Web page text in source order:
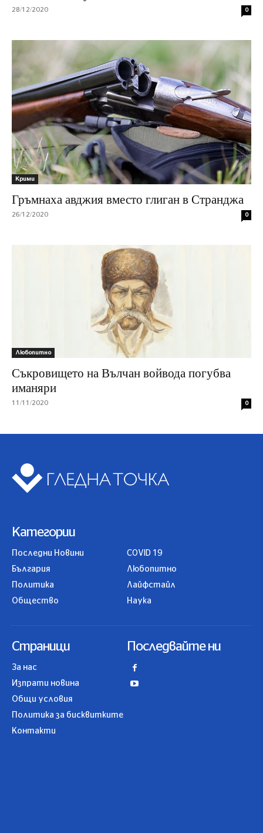
28/12/2020 0
Крими
Гръмнаха авджия вместо глиган в Странджа
26/12/2020 0
Любопитно
Съкровището на Вълчан войвода погубва
иманяри
11/11/2020 0
Категории
Последни Новини
България
Политика
Общество
COVID 19
Любопитно
Лайфстайл
Наука
Страници
За нас
Изпрати новина
Общи условия
Политика за бисквитките
Контакти
Последвайте ни